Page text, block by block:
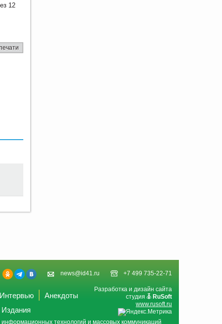
12
news@id41.ru +7 499 735-22-71
Разработка и дизайн сайта
студия
RuSoft
www.rusoft.ru
Интервью
Анекдоты
Издания
технологий и массовых коммуникаций